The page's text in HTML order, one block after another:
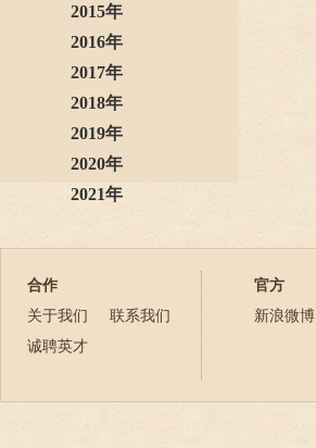
2015年
2016年
2017年
2018年
2019年
2020年
2021年
2023年
2025年
2026年
合作
关于我们
联系我们
诚聘英才
官方
新浪微博